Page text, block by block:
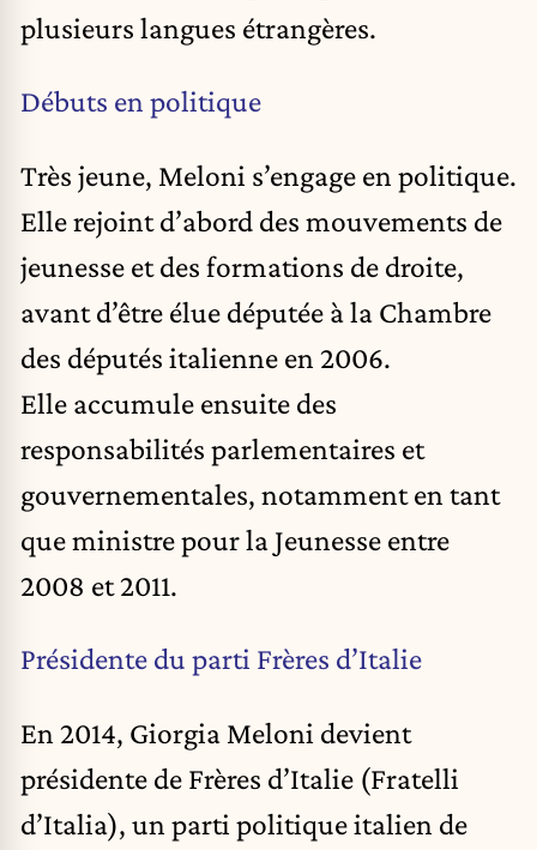
plusieurs langues étrangères.
Débuts en politique
Très jeune, Meloni s’engage en politique.
Elle rejoint d’abord des mouvements de
jeunesse et des formations de droite,
avant d’être élue députée à la Chambre
des députés italienne en 2006.
Elle accumule ensuite des
responsabilités parlementaires et
gouvernementales, notamment en tant
que ministre pour la Jeunesse entre
2008 et 2011.
Présidente du parti Frères d’Italie
En 2014, Giorgia Meloni devient
présidente de Frères d’Italie (Fratelli
d’Italia), un parti politique italien de